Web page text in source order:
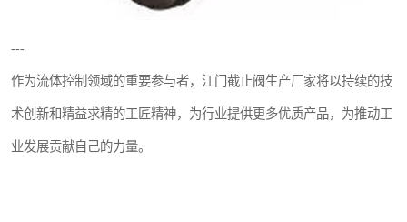
---
作为流体控制领域的重要参与者，江门截止阀生产厂家将以持续的技
术创新和精益求精的工匠精神，为行业提供更多优质产品，为推动工
业发展贡献自己的力量。